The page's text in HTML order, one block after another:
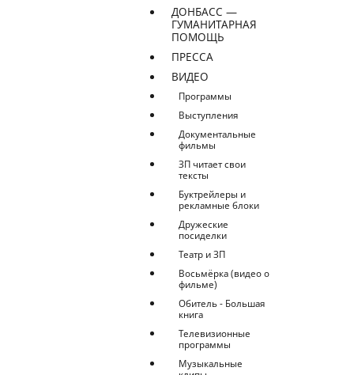
ДОНБАСС —
ГУМАНИТАРНАЯ
ПОМОЩЬ
ПРЕССА
ВИДЕО
Программы
Выступления
Документальные
фильмы
ЗП читает свои
тексты
Буктрейлеры и
рекламные блоки
Дружеские
посиделки
Театр и ЗП
Восьмёрка (видео о
фильме)
Обитель - Большая
книга
Телевизионные
программы
Музыкальные